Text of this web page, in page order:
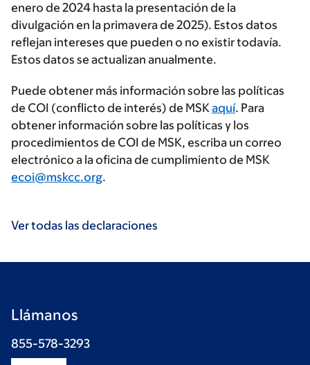
enero de 2024 hasta la presentación de la
divulgación en la primavera de 2025). Estos datos
reflejan intereses que pueden o no existir todavía.
Estos datos se actualizan anualmente.
Puede obtener más información sobre las políticas
de COI (conflicto de interés) de MSKaquí. Para
obtener información sobre las políticas y los
procedimientos de COI de MSK, escriba un correo
electrónico a la oficina de cumplimiento de MSK
ecoi@mskcc.org.
Ver todas las declaraciones
Llámanos
855-578-3293